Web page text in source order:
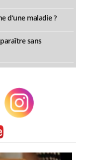
d’une maladie ?
sans